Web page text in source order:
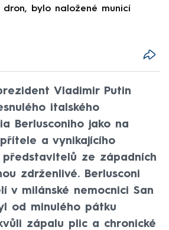
dron, bylo naložené municí
Vladimir Putin
italského
Berlusconiho jako na
a vynikajícího
ze západních
zdrženlivé. Berlusconi
v milánské nemocnici San
od minulého pátku
zápalu plic a chronické